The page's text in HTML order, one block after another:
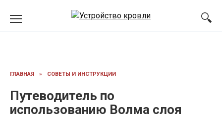
ГЛАВНАЯ » СОВЕТЫ И ИНСТРУКЦИИ
Путеводитель по
использованию Волма слоя